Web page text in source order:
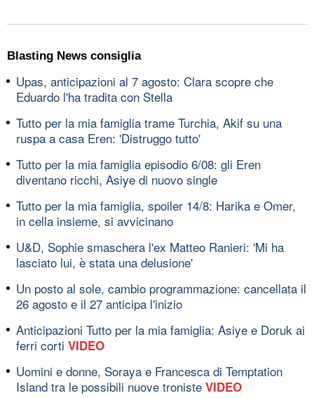
Blasting News consiglia
Upas, anticipazioni al 7 agosto: Clara scopre che
Eduardo l'ha tradita con Stella
Tutto per la mia famiglia trame Turchia, Akif su una
ruspa a casa Eren: 'Distruggo tutto'
Tutto per la mia famiglia episodio 6/08: gli Eren
diventano ricchi, Asiye di nuovo single
Tutto per la mia famiglia, spoiler 14/8: Harika e Omer,
in cella insieme, si avvicinano
U&D, Sophie smaschera l'ex Matteo Ranieri: 'Mi ha
lasciato lui, è stata una delusione'
Un posto al sole, cambio programmazione: cancellata il
26 agosto e il 27 anticipa l'inizio
Anticipazioni Tutto per la mia famiglia: Asiye e Doruk ai
ferri corti VIDEO
Uomini e donne, Soraya e Francesca di Temptation
Island tra le possibili nuove troniste VIDEO